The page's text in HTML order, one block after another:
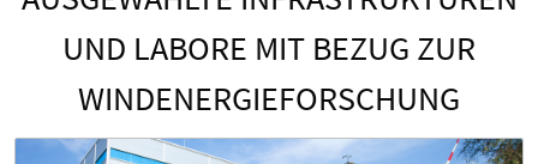
UND LABORE MIT BEZUG ZUR
WINDENERGIEFORSCHUNG